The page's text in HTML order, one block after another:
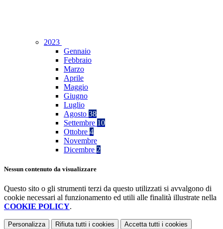
2023
Gennaio
Febbraio
Marzo
Aprile
Maggio
Giugno
Luglio
Agosto 38
Settembre 10
Ottobre 4
Novembre
Dicembre 2
Nessun contenuto da visualizzare
Questo sito o gli strumenti terzi da questo utilizzati si avvalgono di
cookie necessari al funzionamento ed utili alle finalità illustrate nella
COOKIE POLICY.
Personalizza Rifiuta tutti i cookies Accetta tutti i cookies